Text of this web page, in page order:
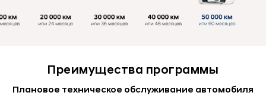
Преимущества программы
Плановое техническое обслуживание автомобиля